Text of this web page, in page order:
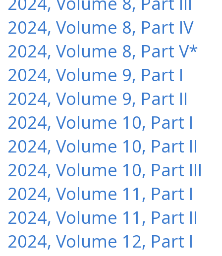
2024, Volume 8, Part IV
2024, Volume 8, Part V*
2024, Volume 9, Part I
2024, Volume 9, Part II
2024, Volume 10, Part I
2024, Volume 10, Part II
2024, Volume 10, Part III
2024, Volume 11, Part I
2024, Volume 11, Part II
2024, Volume 12, Part I